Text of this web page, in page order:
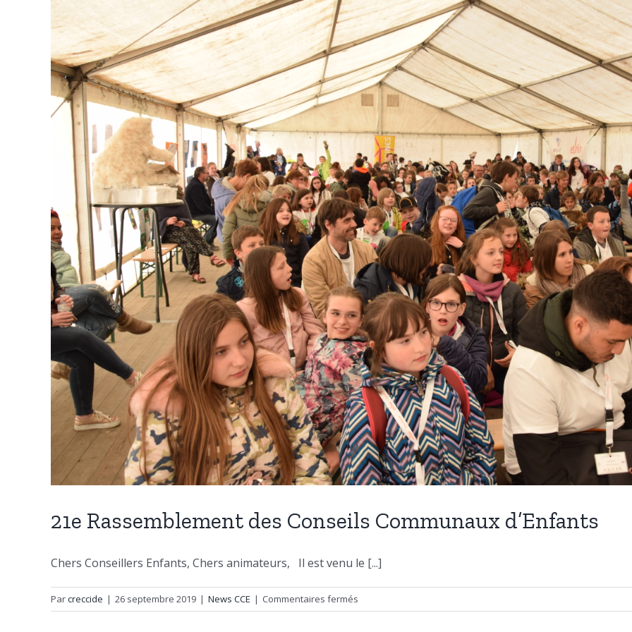
21e Rassemblement des Conseils Communaux d’Enfants
Chers Conseillers Enfants, Chers animateurs, Il est venu le [...]
Parcreccide | 26 septembre 2019 | News CCE | Commentaires fermés
21e